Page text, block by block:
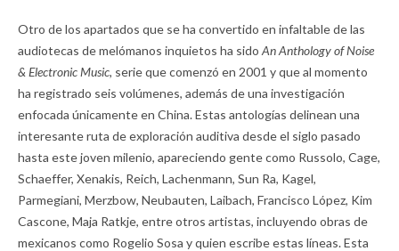
Otro de los apartados que se ha convertido en infaltable de las
audiotecas de melómanos inquietos ha sido An Anthology of Noise
& Electronic Music, serie que comenzó en 2001 y que al momento
ha registrado seis volúmenes, además de una investigación
enfocada únicamente en China. Estas antologías delinean una
interesante ruta de exploración auditiva desde el siglo pasado
hasta este joven milenio, apareciendo gente como Russolo, Cage,
Schaeffer, Xenakis, Reich, Lachenmann, Sun Ra, Kagel,
Parmegiani, Merzbow, Neubauten, Laibach, Francisco López, Kim
Cascone, Maja Ratkje, entre otros artistas, incluyendo obras de
mexicanos como Rogelio Sosa y quien escribe estas líneas. Esta